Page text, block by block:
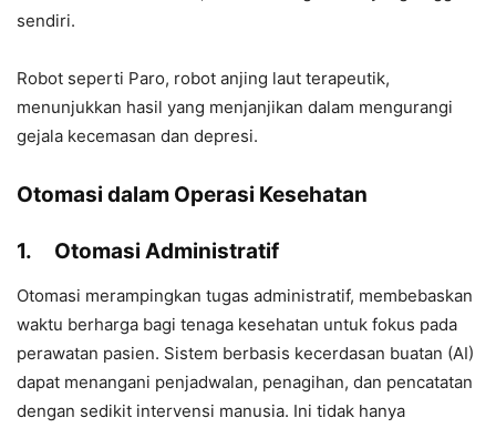
sendiri.
Robot seperti Paro, robot anjing laut terapeutik,
menunjukkan hasil yang menjanjikan dalam mengurangi
gejala kecemasan dan depresi.
Otomasi dalam Operasi Kesehatan
1. Otomasi Administratif
Otomasi merampingkan tugas administratif, membebaskan
waktu berharga bagi tenaga kesehatan untuk fokus pada
perawatan pasien. Sistem berbasis kecerdasan buatan (AI)
dapat menangani penjadwalan, penagihan, dan pencatatan
dengan sedikit intervensi manusia. Ini tidak hanya